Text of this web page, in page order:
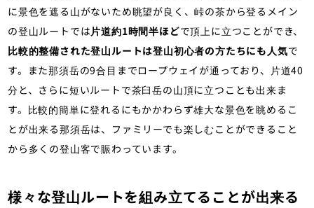
に景色を遮る山がないため眺望が良く、峠の茶から登るメイン
の登山ルートでは片道約1時間半ほどで頂上に立つことができ、
比較的整備された登山ルートは登山初心者の方たちにも人気で
す。また那須岳の9合目までロープウェイが通っており、片道40
分と、さらに短いルートで茶臼岳の山頂に立つことも出来ま
す。比較的簡単に登れるにもかかわらず雄大な景色を眺めるこ
とが出来る那須岳は、ファミリーでも楽しむことができること
から多くの登山客で賑わっています。
様々な登山ルートを組み立てることが出来る